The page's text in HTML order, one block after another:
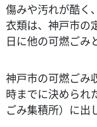
傷みや汚れが酷く
衣類は、神戸市の
日に他の可燃ごみ
神戸市の可燃ごみ
時までに決められ
ごみ集積所）に出